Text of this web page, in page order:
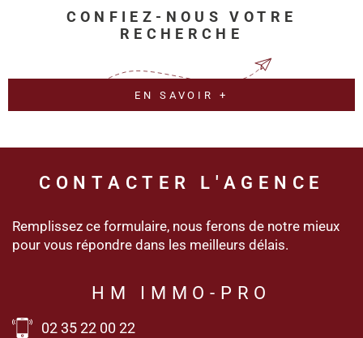
CONFIEZ-NOUS VOTRE
RECHERCHE
EN SAVOIR +
CONTACTER L'AGENCE
Remplissez ce formulaire, nous ferons de notre mieux
pour vous répondre dans les meilleurs délais.
HM IMMO-PRO
02 35 22 00 22